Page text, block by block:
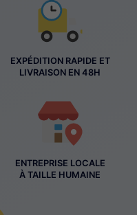
EXPÉDITION RAPIDE ET
LIVRAISON EN 48H
ENTREPRISE LOCALE
À TAILLE HUMAINE